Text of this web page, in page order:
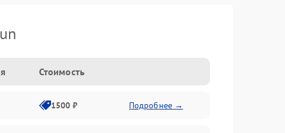
Стоимость
1500 ₽ Подробнее →